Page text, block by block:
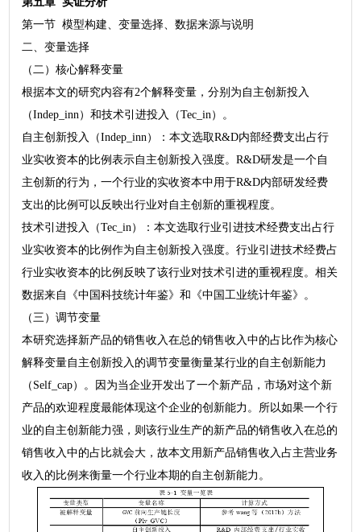
第一节 模型构建、变量选择、数据来源与说明
二、变量选择
（二）核心解释变量
根据本文的研究内容有2个解释变量，分别为自主创新投入
（Indep_inn）和技术引进投入（Tec_in）。
自主创新投入（Indep_inn）：本文选取R&D内部经费支出占行
业实收资本的比例表示自主创新投入强度。R&D研发是一个自
主创新的行为，一个行业的实收资本中用于R&D内部研发经费
支出的比例可以反映出行业对自主创新的重视程度。
技术引进投入（Tec_in）：本文选取行业引进技术经费支出占行
业实收资本的比例作为自主创新投入强度。行业引进技术经费占
行业实收资本的比例反映了该行业对技术引进的重视程度。相关
数据来自《中国科技统计年鉴》和《中国工业统计年鉴》。
（三）调节变量
本研究选择新产品的销售收入在总的销售收入中的占比作为核心
解释变量自主创新投入的调节变量衡量某行业的自主创新能力
（Self_cap）。因为当企业开发出了一个新产品，市场对这个新
产品的欢迎程度最能体现这个企业的创新能力。所以如果一个行
业的自主创新能力强，则该行业生产的新产品的销售收入在总的
销售收入中的占比就会大，故本文用新产品销售收入占主营业务
收入的比例来衡量一个行业本期的自主创新能力。